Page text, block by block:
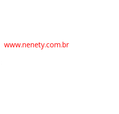
www.nenety.com.br